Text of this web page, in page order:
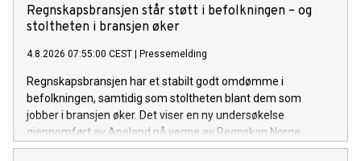
Regnskapsbransjen står støtt i befolkningen – og
stoltheten i bransjen øker
4.8.2026 07:55:00 CEST Pressemelding
Regnskapsbransjen har et stabilt godt omdømme i
befolkningen, samtidig som stoltheten blant dem som
jobber i bransjen øker. Det viser en ny undersøkelse
gjennomført av Apeland på vegne av Regnskap Norge.